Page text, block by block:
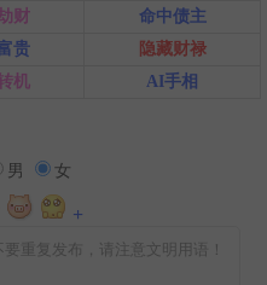
财
命中债主
贵
隐藏财禄
机 AI手相